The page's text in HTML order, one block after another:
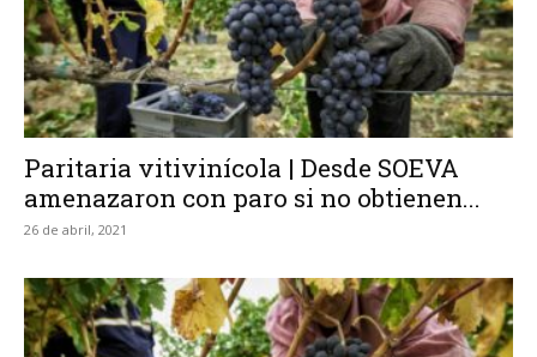
Paritaria vitivinícola | Desde SOEVA
amenazaron con paro si no obtienen...
26 de abril, 2021